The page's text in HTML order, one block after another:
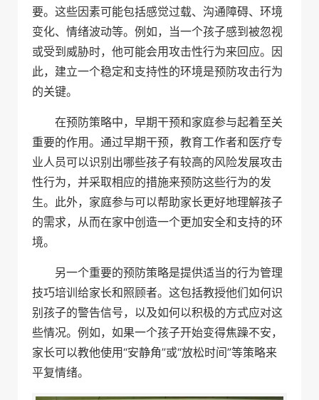
要。这些因素可能包括感觉过载、沟通障碍、环境
变化、情绪波动等。例如，当一个孩子感到被忽视
或受到威胁时，他可能会用攻击性行为来回应。因
此，建立一个稳定和支持性的环境是预防攻击行为
的关键。
在预防策略中，早期干预和家庭参与起着至关
重要的作用。通过早期干预，教育工作者和医疗专
业人员可以识别出哪些孩子有较高的风险发展攻击
性行为，并采取相应的措施来预防这些行为的发
生。此外，家庭参与可以帮助家长更好地理解孩子
的需求，从而在家中创造一个更加安全和支持的环
境。
另一个重要的预防策略是提供适当的行为管理
技巧培训给家长和照顾者。这包括教授他们如何识
别孩子的警告信号，以及如何以积极的方式应对这
些情况。例如，如果一个孩子开始变得焦躁不安，
家长可以教他使用“安静角”或“放松时间”等策略来
平复情绪。